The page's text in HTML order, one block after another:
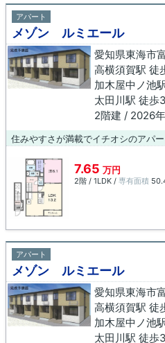
アパート
メゾン ルミエール
愛知県東海市
高横須賀駅 徒
加木屋中ノ池
太田川駅 徒歩
2階建 / 2026
7.65 万円
2階 / 1LDK / 専有面積
アパート
メゾン ルミエール
愛知県東海市
高横須賀駅 徒
加木屋中ノ池
太田川駅 徒歩